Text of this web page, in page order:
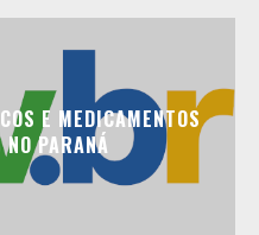
E MEDICAMENTOS
PARANÁ